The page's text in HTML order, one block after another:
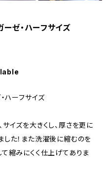
ーゼ・ハーフサイズ
ハーフサイズ
イズを大きくし、厚さを更に
た！また洗濯後に縮むのを
縮みにくく仕上げてありま